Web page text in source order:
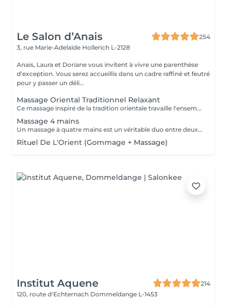
Le Salon d’Anais
254
3, rue Marie-Adelaïde Hollerich L-2128
Anais, Laura et Doriane vous invitent à vivre une parenthèse
d'exception. Vous serez accueillis dans un cadre raffiné et feutré
pour y passer un déli...
Massage Oriental Traditionnel Relaxant
Ce massage inspiré de la tradition orientale travaille l'ensemble du corps avec de l'huile d'argon chauffée et délicatement parfumée. Les mains expertes de la praticienne insistent sur les points de tensions pour éliminer toxines et douleurs musculaire, et vous procurer un état de bien-être.
Massage 4 mains
Un massage à quatre mains est un véritable duo entre deux praticiens, les mêmes régions sont massées simultanément : Ils travaillent en harmonie et en synergie totale sur les mêmes zones du corps au même moment, et en synchronisant leurs mouvements de façon très précise.
Rituel De L'Orient (Gommage + Massage)
Institut Aquene
214
120, route d'Echternach Dommeldange L-1453